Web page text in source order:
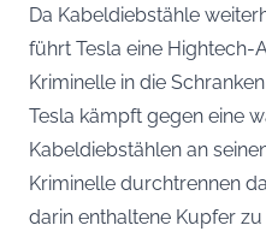
Da Kabeldiebstähle
führt Tesla eine Hightech-
Kriminelle in die
Tesla kämpft gegen eine
Kabeldiebstählen an
Kriminelle durchtrennen
darin enthaltene Kupfer